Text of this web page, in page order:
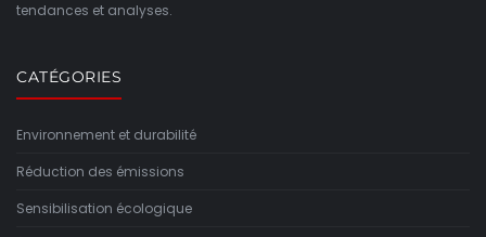
tendances et analyses.
CATÉGORIES
Environnement et durabilité
Réduction des émissions
Sensibilisation écologique